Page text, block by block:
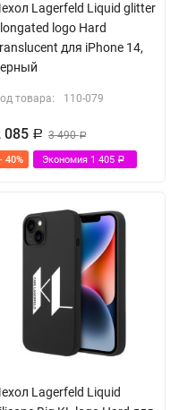
Lagerfeld Liquid glitter
logo Hard
для iPhone 14,
товара: 110-079
085 Р 3 490Р
- 40% Экономия 1 405 Р
Lagerfeld Liquid